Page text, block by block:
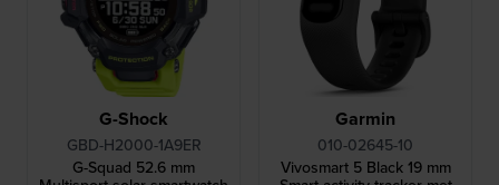
G-Shock
GBD-H2000-1A9ER
G-Squad 52.6 mm
Garmin
010-02645-10
Vivosmart 5 Black 19 mm